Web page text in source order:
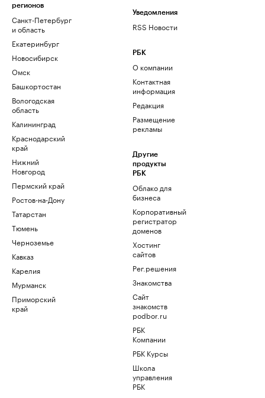
регионов
Санкт-Петербург
и область
Екатеринбург
Новосибирск
Омск
Башкортостан
Вологодская
область
Калининград
Краснодарский
край
Нижний
Новгород
Пермский край
Ростов-на-Дону
Татарстан
Тюмень
Черноземье
Кавказ
Карелия
Мурманск
Приморский
край
Уведомления
RSS Новости
РБК
О компании
Контактная
информация
Редакция
Размещение
рекламы
Другие
продукты
РБК
Облако для
бизнеса
Корпоративный
регистратор
доменов
Хостинг
сайтов
Рег.решения
Знакомства
Сайт
знакомств
podbor.ru
РБК
Компании
РБК Курсы
Школа
управления
РБК